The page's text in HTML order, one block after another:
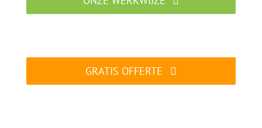
GRATIS OFFERTE